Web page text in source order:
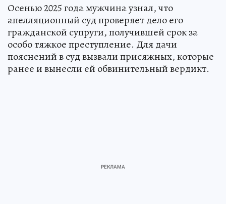
Осенью 2025 года мужчина узнал, что
апелляционный суд проверяет дело его
гражданской супруги, получившей срок за
особо тяжкое преступление. Для дачи
пояснений в суд вызвали присяжных, которые
ранее и вынесли ей обвинительный вердикт.